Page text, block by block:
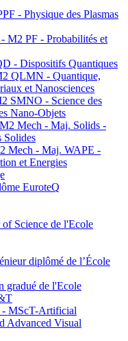
- Physique des Plasmas
M2 PF - Probabilités et
- Dispositifs Quantiques
QLMN - Quantique,
et Nanosciences
SMNO - Science des
Nano-Objets
Mech - Maj. Solids -
Solides
Mech - Maj. WAPE -
et Energies
EuroteQ
Science de l'Ecole
diplômé de l’École
gradué de l'Ecole
MScT-Artificial
Advanced Visual